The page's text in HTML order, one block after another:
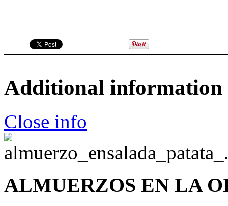
Additional information
Close info
ALMUERZOS EN LA